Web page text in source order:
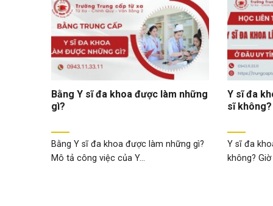
Bằng Y sĩ đa khoa được làm những
gì?
Bằng Y sĩ đa khoa được làm những gì?
Mô tả công việc của Y...
Y sĩ đa
sĩ không?
Y sĩ đa
không?